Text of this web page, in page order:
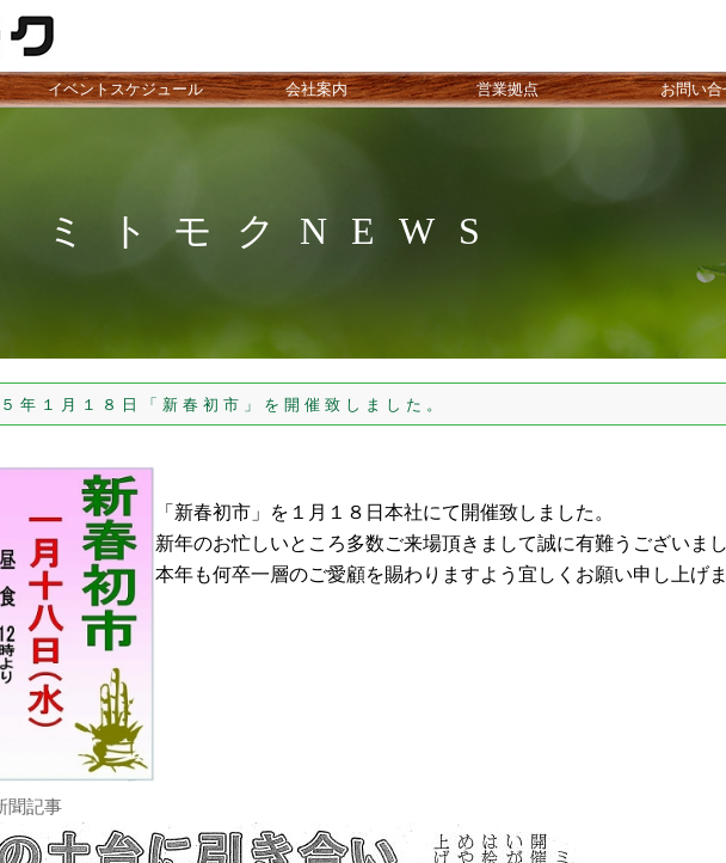
イベントスケジュール 会社案内 営業拠点 お問い合
ミトモクNEWS
１月１８日「新春初市」を開催致しました。
「新春初市」を１月１８日本社にて開催致しました。
新年のお忙しいところ多数ご来場頂きまして誠に有難うございまし
本年も何卒一層のご愛顧を賜わりますよう宜しく お願い申し上げ
聞記事